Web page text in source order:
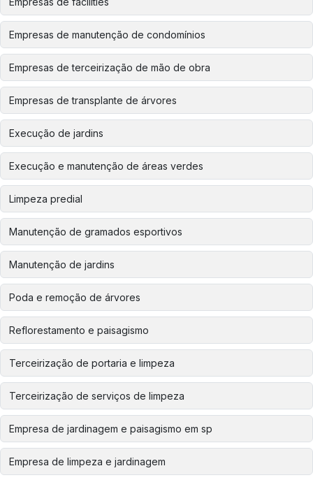
Empresas de manutenção de condomínios
Empresas de terceirização de mão de obra
Empresas de transplante de árvores
Execução de jardins
Execução e manutenção de áreas verdes
Limpeza predial
Manutenção de gramados esportivos
Manutenção de jardins
Poda e remoção de árvores
Reflorestamento e paisagismo
Terceirização de portaria e limpeza
Terceirização de serviços de limpeza
Empresa de jardinagem e paisagismo em sp
Empresa de limpeza e jardinagem